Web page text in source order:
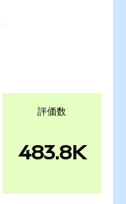
評価数
483.8K